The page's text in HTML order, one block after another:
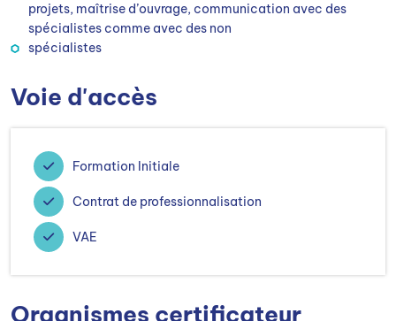
projets, maîtrise d’ouvrage, communication avec des
spécialistes comme avec des non
spécialistes
Voie d'accès
Formation Initiale
Contrat de professionnalisation
VAE
Organismes certificateur